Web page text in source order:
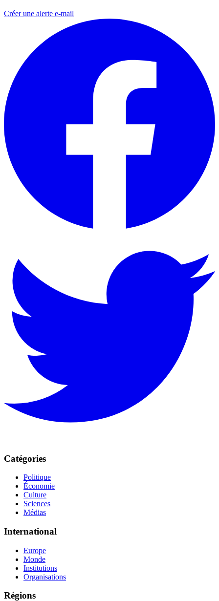
Créer une alerte e-mail
Catégories
Politique
Économie
Culture
Sciences
Médias
International
Europe
Monde
Institutions
Organisations
Régions